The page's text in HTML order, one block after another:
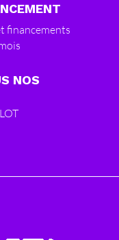
financements
NOS